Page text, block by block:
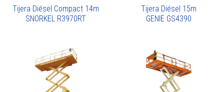
Tijera Diésel Compact 14m
SNORKEL R3970RT
Tijera Diésel 15m
GENIE GS4390